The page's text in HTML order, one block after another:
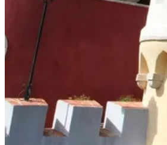
Santiago de Compostela - Caminho
16 Dias 4/5